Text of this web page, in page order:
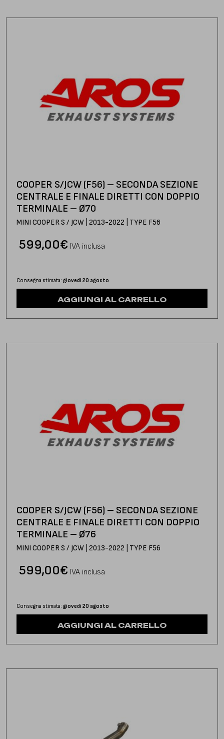
COOPER S/JCW (F56) – SECONDA SEZIONE
CENTRALE E FINALE DIRETTI CON DOPPIO
TERMINALE – Ø70
MINI COOPER S / JCW | 2013-2022 | TYPE F56
€
599,00 IVA inclusa
Consegna stimata: giovedì 20 agosto
AGGIUNGI AL CARRELLO
COOPER S/JCW (F56) – SECONDA SEZIONE
CENTRALE E FINALE DIRETTI CON DOPPIO
TERMINALE – Ø76
MINI COOPER S / JCW | 2013-2022 | TYPE F56
€
599,00 IVA inclusa
Consegna stimata: giovedì 20 agosto
AGGIUNGI AL CARRELLO